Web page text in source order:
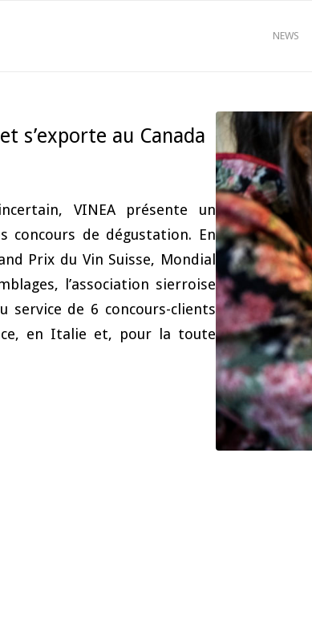
NEWS
s’exporte au Canada
VINEA présente un
concours de dégustation. En
Prix du Vin Suisse, Mondial
l’association sierroise
service de 6 concours-clients
en Italie et, pour la toute